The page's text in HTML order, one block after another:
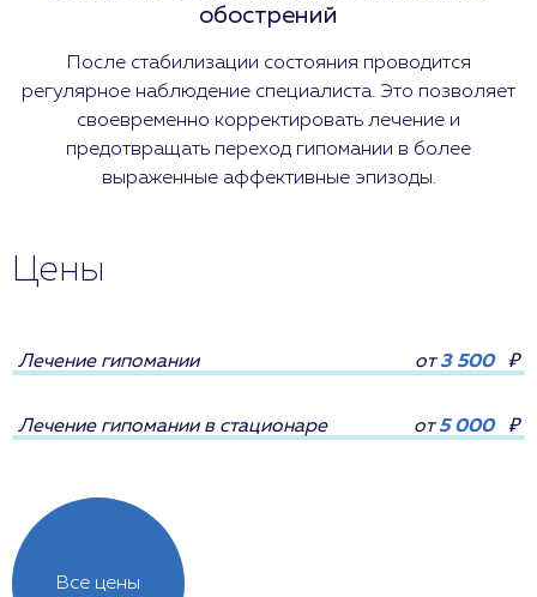
обострений
После стабилизации состояния проводится
регулярное наблюдение специалиста. Это позволяет
своевременно корректировать лечение и
предотвращать переход гипомании в более
выраженные аффективные эпизоды.
Цены
Все цены
Лечение гипомании от3 500 ₽
Лечение гипомании в стационаре от5 000 ₽